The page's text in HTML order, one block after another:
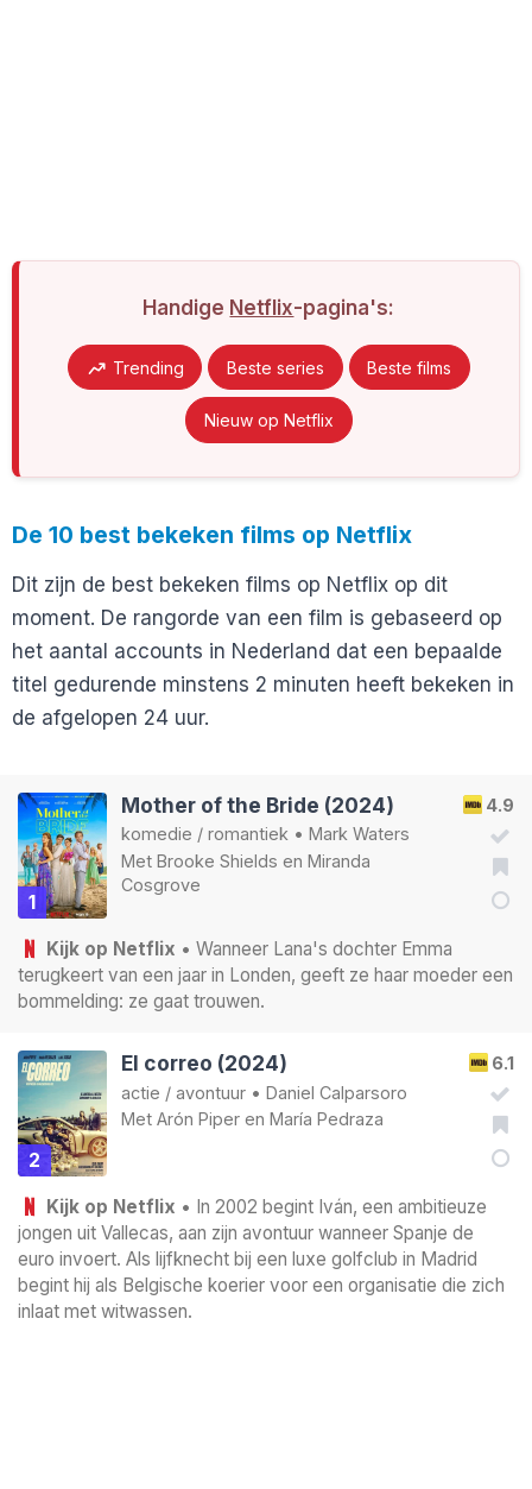
Handige Netflix-pagina's:
Trending Beste series Beste films
Nieuw op Netflix
De 10 best bekeken films op Netflix
Dit zijn de best bekeken films op Netflix op dit
moment. De rangorde van een film is gebaseerd op
het aantal accounts in Nederland dat een bepaalde
titel gedurende minstens 2 minuten heeft bekeken in
de afgelopen 24 uur.
1
4.9
Mother of the Bride (2024)
komedie / romantiek • Mark Waters
Met Brooke Shields en Miranda
Cosgrove
Kijk op Netflix • Wanneer Lana's dochter Emma
terugkeert van een jaar in Londen, geeft ze haar moeder een
bommelding: ze gaat trouwen.
2
6.1
El correo (2024)
actie / avontuur • Daniel Calparsoro
Met Arón Piper en María Pedraza
Kijk op Netflix • In 2002 begint Iván, een ambitieuze
jongen uit Vallecas, aan zijn avontuur wanneer Spanje de
euro invoert. Als lijfknecht bij een luxe golfclub in Madrid
begint hij als Belgische koerier voor een organisatie die zich
inlaat met witwassen.